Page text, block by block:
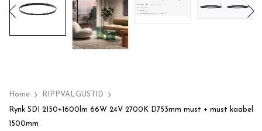
Home
RIPPVALGUSTID
Rynk SDI 2150+1600lm 66W 24V 2700K D753mm must + must kaabel
1500mm